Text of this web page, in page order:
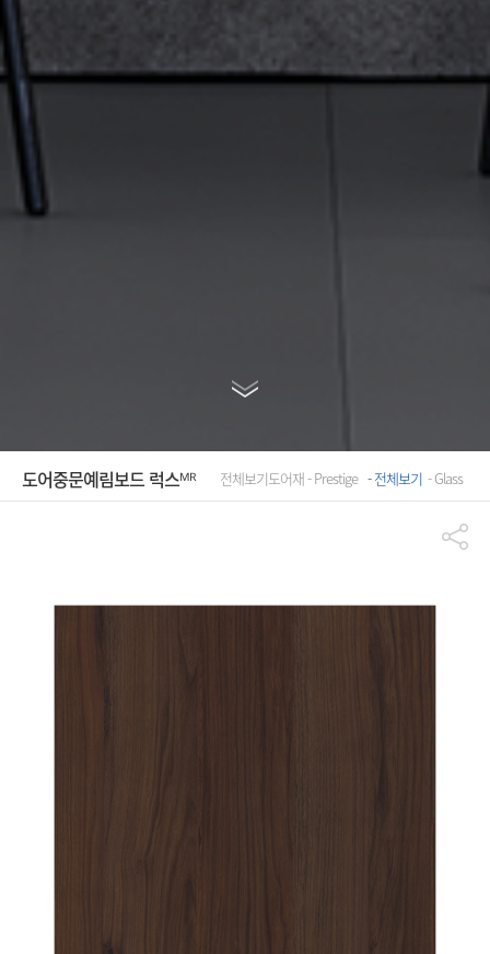
도어중문예림보드 럭스ᴹᴿ 전체보기도어재 - Prestige - 전체보기 - Glass